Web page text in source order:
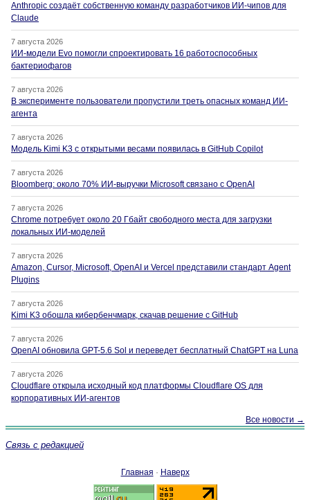
Anthropic создаёт собственную команду разработчиков ИИ-чипов для
Claude
7 августа 2026
ИИ-модели Evo помогли спроектировать 16 работоспособных
бактериофагов
7 августа 2026
В эксперименте пользователи пропустили треть опасных команд ИИ-
агента
7 августа 2026
Модель Kimi K3 с открытыми весами появилась в GitHub Copilot
7 августа 2026
Bloomberg: около 70% ИИ-выручки Microsoft связано с OpenAI
7 августа 2026
Chrome потребует около 20 Гбайт свободного места для загрузки
локальных ИИ-моделей
7 августа 2026
Amazon, Cursor, Microsoft, OpenAI и Vercel представили стандарт Agent
Plugins
7 августа 2026
Kimi K3 обошла кибербенчмарк, скачав решение с GitHub
7 августа 2026
OpenAI обновила GPT-5.6 Sol и переведет бесплатный ChatGPT на Luna
7 августа 2026
Cloudflare открыла исходный код платформы Cloudflare OS для
корпоративных ИИ-агентов
Все новости →
Связь с редакцией
Главная · Наверх